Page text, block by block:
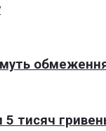
тисяч